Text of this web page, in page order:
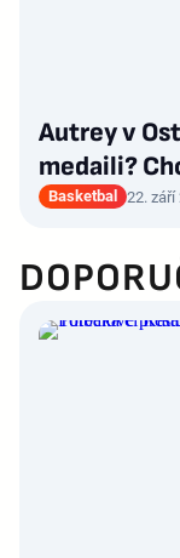
Autrey v
medaili?
Basketbal 22. září